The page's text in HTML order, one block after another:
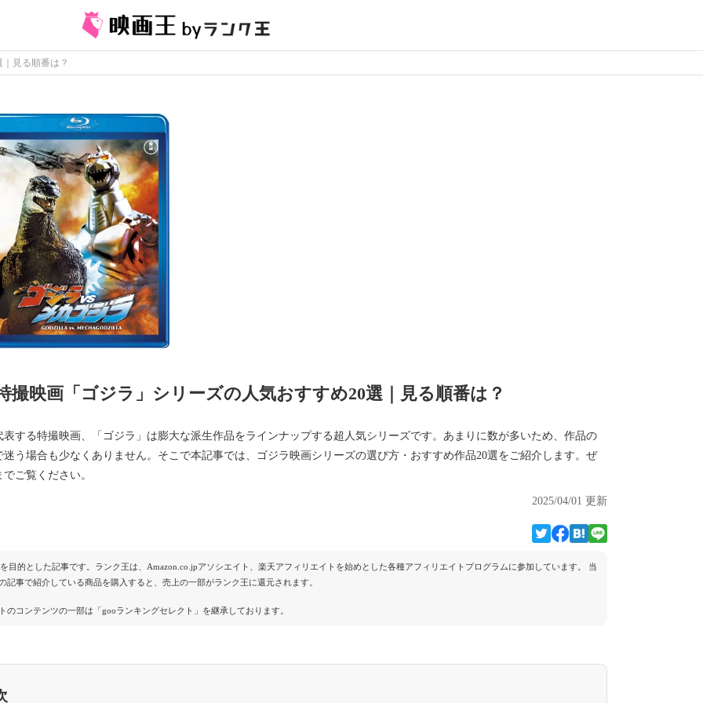
見る順番は？
撮映画「ゴジラ」シリーズの人気おすすめ20選｜見る順番は？
表する特撮映画、「ゴジラ」は膨大な派生作品をラインナップする超人気シリーズです。あまりに数が多いため、作品の
迷う場合も少なくありません。そこで本記事では、ゴジラ映画シリーズの選び方・おすすめ作品20選をご紹介します。ぜ
ご覧ください。
2025/04/01 更新
目的とした記事です。ランク王は、Amazon.co.jpアソシエイト、楽天アフィリエイトを始めとした各種アフィリエイトプログラムに参加しています。 当
記事で紹介している商品を購入すると、売上の一部がランク王に還元されます。
のコンテンツの一部は「gooランキングセレクト」を継承しております。